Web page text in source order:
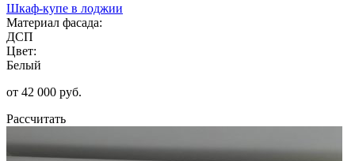
Шкаф-купе в лоджии
Материал фасада:
ДСП
Цвет:
Белый
от 42 000 руб.
Рассчитать